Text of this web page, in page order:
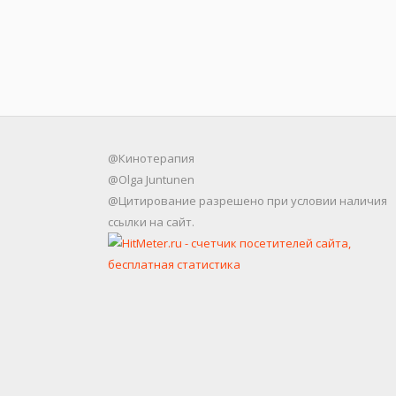
@Кинотерапия
@Olga Juntunen
@Цитирование разрешено при условии наличия
ссылки на сайт.